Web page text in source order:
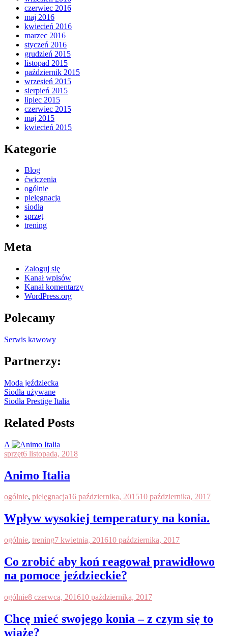
czerwiec 2016
maj 2016
kwiecień 2016
marzec 2016
styczeń 2016
grudzień 2015
listopad 2015
październik 2015
wrzesień 2015
sierpień 2015
lipiec 2015
czerwiec 2015
maj 2015
kwiecień 2015
Kategorie
Blog
ćwiczenia
ogólnie
pielęgnacja
siodła
sprzęt
trening
Meta
Zaloguj się
Kanał wpisów
Kanał komentarzy
WordPress.org
Polecamy
Serwis kawowy
Partnerzy:
Moda jeździecka
Siodła używane
Siodła Prestige Italia
Related Posts
A
sprzęt6 listopada, 2018
Animo Italia
ogólnie, pielęgnacja16 października, 201510 października, 2017
Wpływ wysokiej temperatury na konia.
ogólnie, trening7 kwietnia, 201610 października, 2017
Co zrobić aby koń reagował prawidłowo
na pomoce jeździeckie?
ogólnie8 czerwca, 201610 października, 2017
Chcę mieć swojego konia – z czym się to
wiąże?